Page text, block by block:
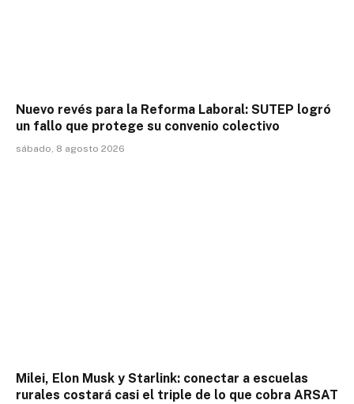
Nuevo revés para la Reforma Laboral: SUTEP logró
un fallo que protege su convenio colectivo
sábado, 8 agosto 2026
Milei, Elon Musk y Starlink: conectar a escuelas
rurales costará casi el triple de lo que cobra ARSAT